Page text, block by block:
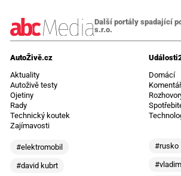
Další portály spadající
s.r.o.
AutoŽivě.cz
Aktuality
Autoživě testy
Ojetiny
Rady
Technický koutek
Zajímavosti
#elektromobil
#david kubrt
Domácí
#rusko